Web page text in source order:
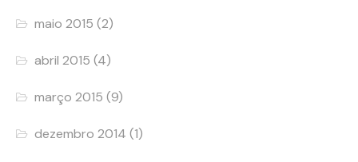
maio 2015 (2)
abril 2015 (4)
março 2015 (9)
dezembro 2014 (1)